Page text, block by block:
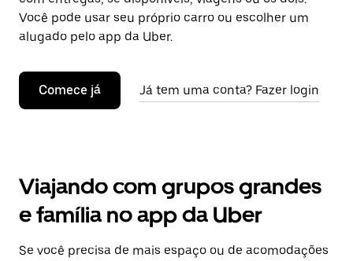
Você pode usar seu próprio carro ou escolher um
alugado pelo app da Uber.
Comece já Já tem uma conta? Fazer login
Viajando com grupos grandes
e família no app da Uber
Se você precisa de mais espaço ou de acomodações